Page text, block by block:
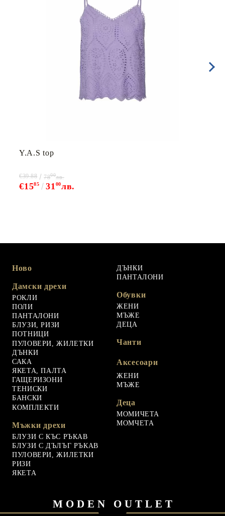
Y.A.S top
€1585 31 00лв.
€39.88 7800лв.
Ново
Дамски дрехи
РОКЛИ
ПОЛИ
ПАНТАЛОНИ
БЛУЗИ, РИЗИ
ПОТНИЦИ
ПУЛОВЕРИ, ЖИЛЕТКИ
ДЪНКИ
САКА
ЯКЕТА, ПАЛТА
ГАЩЕРИЗОНИ
ТЕНИСКИ
БАНСКИ
КОМПЛЕКТИ
Мъжки дрехи
БЛУЗИ С КЪС РЪКАВ
БЛУЗИ С ДЪЛЪГ РЪКАВ
ПУЛОВЕРИ, ЖИЛЕТКИ
РИЗИ
ЯКЕТА
ДЪНКИ
ПАНТАЛОНИ
Обувки
ЖЕНИ
МЪЖЕ
ДЕЦА
Чанти
Аксесоари
ЖЕНИ
МЪЖЕ
Деца
МОМИЧЕТА
МОМЧЕТА
MODEN OUTLET